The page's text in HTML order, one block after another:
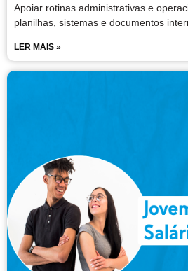
Apoiar rotinas administrativas e
planilhas, sistemas e documentos
LER MAIS »